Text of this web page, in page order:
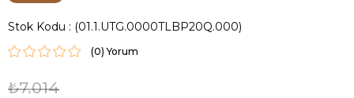
Stok Kodu (01.1.UTG.0000TLBP20Q.000)
(0)
₺7.014